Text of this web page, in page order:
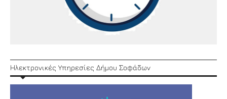
Ηλεκτρονικές Υπηρεσίες Δήμου Σοφάδων